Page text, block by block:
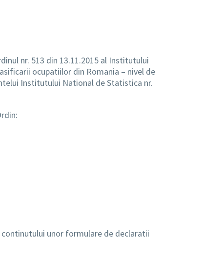
nr. 513 din 13.11.2015 al Institutului
ocupatiilor din Romania – nivel de
Institutului National de Statistica nr.
continutului unor formulare de declaratii